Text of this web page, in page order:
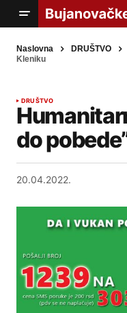
Naslovna DRUŠTVO
Kleniku
DRUŠTVO
do
20.04.2022.